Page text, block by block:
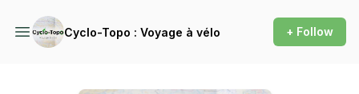
Cyclo-Topo : Voyage à vélo + Follow